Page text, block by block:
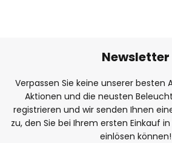
Newsletter
Verpassen Sie keine unserer besten
Aktionen und die neusten
registrieren und wir senden Ihnen
zu, den Sie bei Ihrem ersten Einkauf
einlösen können!